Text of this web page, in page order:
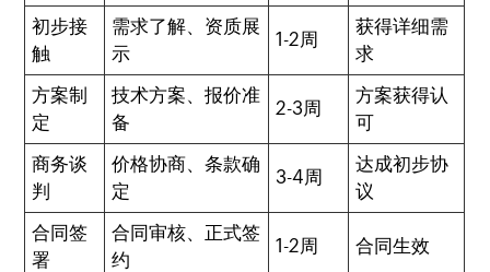
初步接
触
需求了解、资质展
示
1-2周
获得详细需
求
方案制
定
技术方案、报价准
备
2-3周
方案获得认
可
商务谈
判
价格协商、条款确
定
3-4周
达成初步协
议
合同签
署
合同审核、正式签
约
1-2周 合同生效